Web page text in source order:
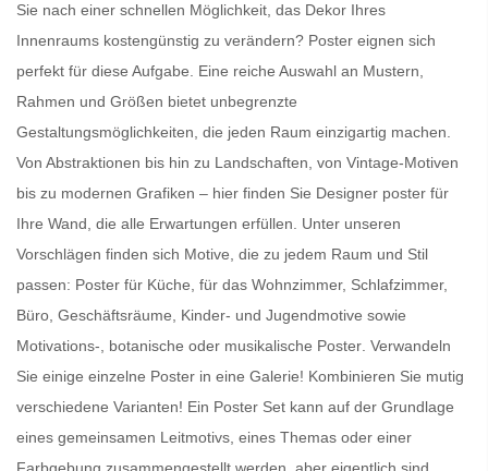
Sie nach einer schnellen Möglichkeit, das Dekor Ihres
Innenraums kostengünstig zu verändern? Poster eignen sich
perfekt für diese Aufgabe. Eine reiche Auswahl an Mustern,
Rahmen und Größen bietet unbegrenzte
Gestaltungsmöglichkeiten, die jeden Raum einzigartig machen.
Von Abstraktionen bis hin zu Landschaften, von Vintage-Motiven
bis zu modernen Grafiken – hier finden Sie Designer poster für
Ihre Wand, die alle Erwartungen erfüllen. Unter unseren
Vorschlägen finden sich Motive, die zu jedem Raum und Stil
passen: Poster für Küche, für das Wohnzimmer, Schlafzimmer,
Büro, Geschäftsräume, Kinder- und Jugendmotive sowie
Motivations-, botanische oder musikalische Poster. Verwandeln
Sie einige einzelne Poster in eine Galerie! Kombinieren Sie mutig
verschiedene Varianten! Ein Poster Set kann auf der Grundlage
eines gemeinsamen Leitmotivs, eines Themas oder einer